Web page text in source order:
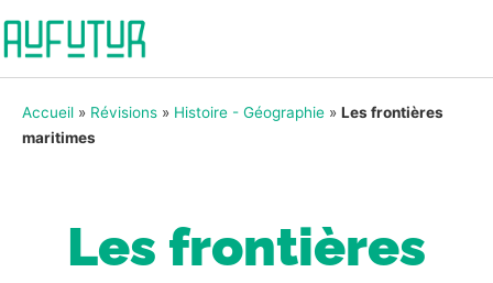
Accueil » Révisions » Histoire - Géographie » Les frontières
maritimes
Les frontières